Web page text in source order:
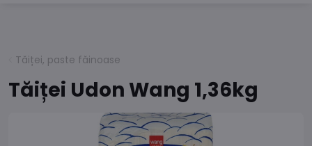
Tăiței, paste făinoase
Tăiței Udon Wang 1,36kg